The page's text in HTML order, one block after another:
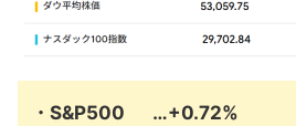
・S&P500 …+0.72%